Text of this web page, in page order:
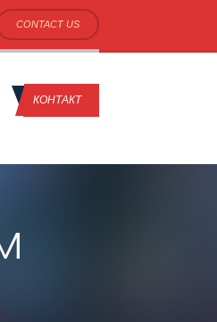
CONTACT US
КОНТАКТ